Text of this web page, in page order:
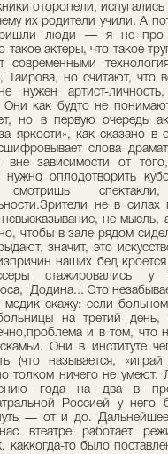
оторопели,
их родители учили. А
люди — я не про
такое актеры, что такое
современными
Таирова, но считают, что
нужен артист-
Они как будто не
но в первую очередь
яркости», как сказано
слова
вне зависимости от
нужно оплодотворить
смотришь
не в
не мысль,
чтобы в зале рядом
значит, это
наших бед
стажировались у
Додина... Это
скажу: если
на третий день,
и в том, что
Они в институте
(что называется,
толком ничего не
года на два в
Россией у
— от и до.
втеатре работает
каккогда-то было